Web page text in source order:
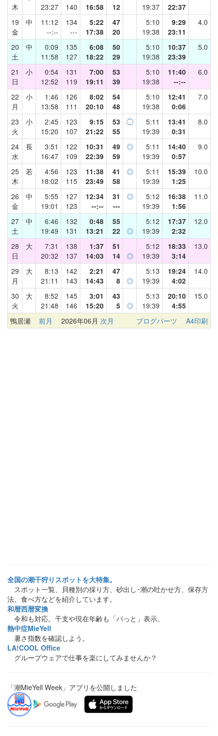
木
23:27
140
16:58
12
19:37
22:37
19
金
中
11:12
--:--
134
---
5:22
17:38
47
20
5:10
19:38
9:29
23:11
4.0
20
土
中
0:09
11:58
135
127
6:08
18:22
50
29
5:10
19:38
10:37
23:39
5.0
21
日
小
0:54
12:52
131
119
7:00
19:11
53
39
5:10
19:38
11:40
--:--
6.0
22
月
小
1:46
13:58
126
111
8:02
20:10
54
48
5:10
19:38
12:41
0:06
7.0
23
火
小
2:45
15:20
123
107
9:15
21:22
53
55
◯
5:11
19:39
13:41
0:31
8.0
24
水
長
3:51
16:47
122
109
10:31
22:39
49
59
◎
5:11
19:39
14:40
0:57
9.0
25
木
若
4:56
18:02
123
115
11:38
23:49
41
58
◎
5:11
19:39
15:39
1:25
10.0
26
金
中
5:55
19:01
127
123
12:34
--:--
31
---
◎
5:12
19:39
16:38
1:56
11.0
27
土
中
6:46
19:49
132
131
0:48
13:21
55
22
◎
5:12
19:39
17:37
2:32
12.0
28
日
大
7:31
20:32
138
137
1:37
14:03
51
14
◎
5:12
19:39
18:33
3:14
13.0
29
月
大
8:13
21:11
142
143
2:21
14:43
47
8
◎
5:13
19:39
19:24
4:02
14.0
30
火
大
8:52
21:48
145
146
3:01
15:20
43
5
◎
5:13
19:39
20:10
4:55
15.0
鴨居瀬 前月 2026年06月 次月 ブログパーツ A4印刷
全国の潮干狩りスポットを大特集。
スポット一覧、貝種別の採り方、砂出し･潮の吐かせ方、保存方
法、食べ方などを紹介しています。
和暦西暦変換
令和も対応。干支や現在年齢も「パっと」表示。
熱中症MieYell
暑さ指数を確認しよう。
LA!COOL Office
グループウェアで仕事を楽にしてみませんか？
「潮MieYell Week」アプリを公開しました